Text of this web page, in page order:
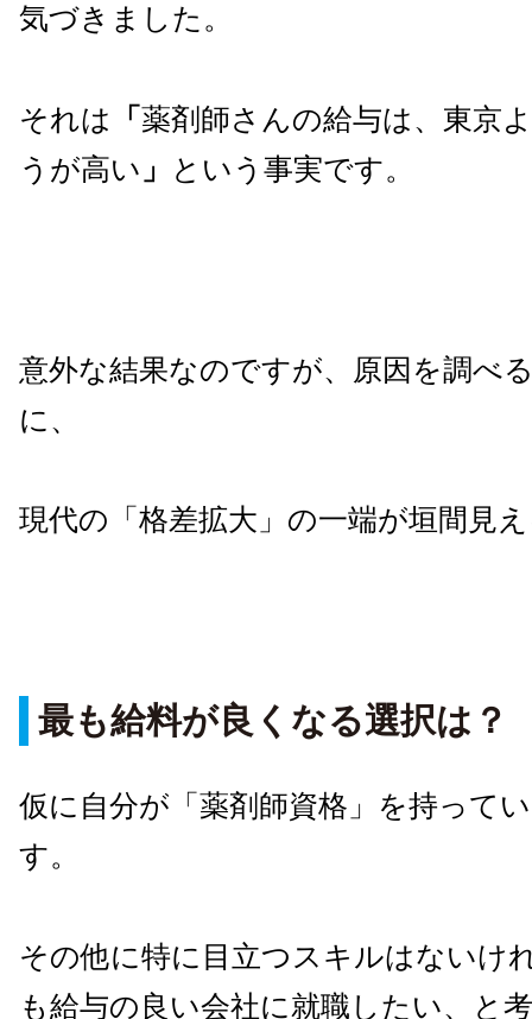
気づきました。
それは 「薬剤師さんの給与は、東京
うが高い 」 という事実です。
意外な結果なのですが、原因を調べ
に、
現代の「格差拡大」の一端が垣間見
最も給料が良くなる選択は？
仮に自分が「薬剤師資格」を持って
す。
その他に特に目立つスキルはないけ
も給与の良い会社に就職したい、と